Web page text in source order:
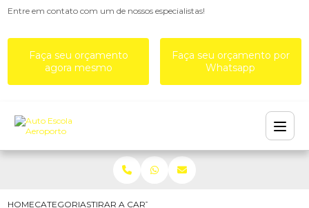
Entre em contato com um de nossos especialistas!
Faça seu orçamento
agora mesmo
Faça seu orçamento por
Whatsapp
HOMECATEGORIASTIRAR A CARTEIRA DE MOTORISTA VILA NOVA